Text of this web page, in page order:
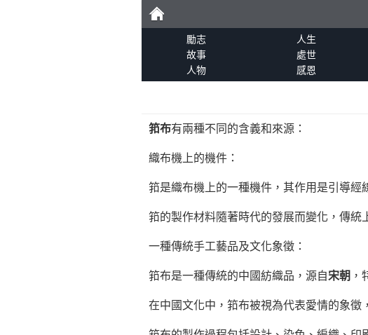
勵
勵志 人生
故事
處世
人物
感恩
筘布有兩種不同的含義和來源：
織布機上的機件：
筘是織布機上的一種機件，其作用是引導經
筘的製作材料隨著時代的發展而變化，傳統
一種傳統手工藝品及文化象徵：
筘布是一種傳統的中國紡織品，源自宋朝 ，
在中國文化中，筘布被視為代表愛情的象徵